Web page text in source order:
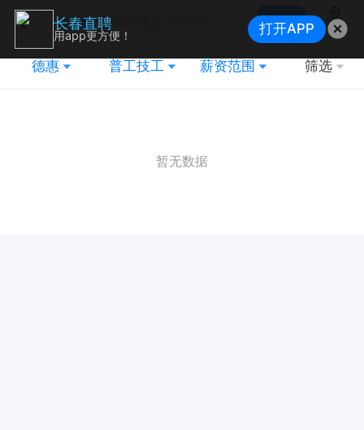
搜索
地图
德惠 普工技工 薪资范围 筛选
暂无数据
长春直聘
用app更方便！ 打开APP